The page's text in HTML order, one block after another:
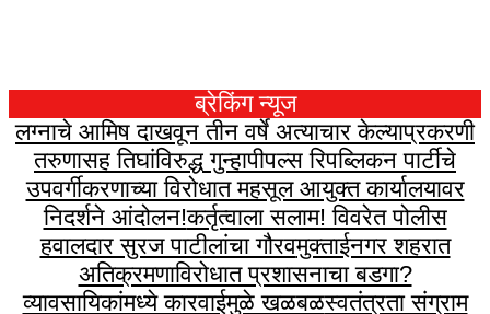
ब्रेकिंग न्यूज
लग्नाचे आमिष दाखवून तीन वर्षे अत्याचार केल्याप्रकरणी
तरुणासह तिघांविरुद्ध गुन्हापीपल्स रिपब्लिकन पार्टीचे
उपवर्गीकरणाच्या विरोधात महसूल आयुक्त कार्यालयावर
निदर्शने आंदोलन!कर्तृत्वाला सलाम! विवरेत पोलीस
हवालदार सुरज पाटीलांचा गौरवमुक्ताईनगर शहरात
अतिक्रमणाविरोधात प्रशासनाचा बडगा?
व्यावसायिकांमध्ये कारवाईमुळे खळबळस्वतंत्रता संग्राम